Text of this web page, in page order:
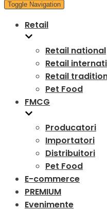
Toggle Navigation
Retail
Retail national
Retail
Retail
Pet Food
FMCG
Producatori
Importatori
Distribuitori
Pet Food
E-commerce
PREMIUM
Evenimente